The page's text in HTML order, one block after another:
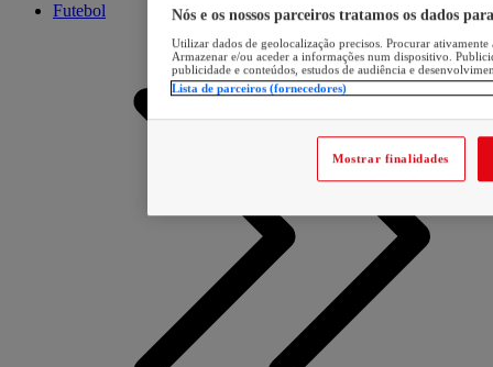
Futebol Nós e os nossos parceiros tratamos os dados
Utilizar dados de geolocalização precisos. Procurar
Armazenar e/ou aceder a informações num dispositivo.
publicidade e conteúdos, estudos de audiência e
Lista de parceiros (fornecedores)
Mostrar finalidades